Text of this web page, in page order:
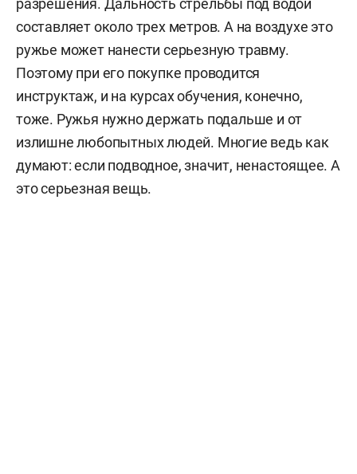
разрешения. Дальность стрельбы под водой
составляет около трех метров. А на воздухе это
ружье может нанести серьезную травму.
Поэтому при его покупке проводится
инструктаж, и на курсах обучения, конечно,
тоже. Ружья нужно держать подальше и от
излишне любопытных людей. Многие ведь как
думают: если подводное, значит, ненастоящее. А
это серьезная вещь.